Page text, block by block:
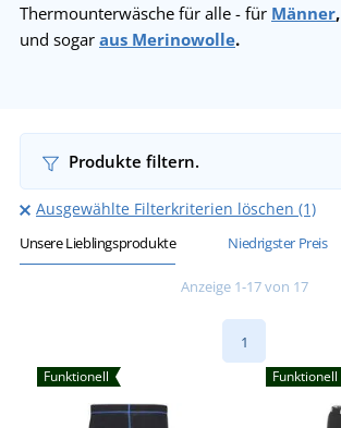
Thermounterwäsche für alle - für Männer,
und sogar aus Merinowolle.
Produkte filtern.
Ausgewählte Filterkriterien löschen (1)
Unsere Lieblingsprodukte Niedrigster Preis
Anzeige 1-17 von 17
1
Funktionell Funktionell